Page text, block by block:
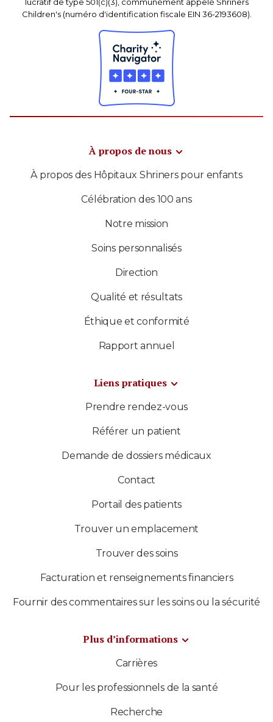
Children's (numéro d'identification fiscale EIN 36-2193608).
À propos de nous
À propos des Hôpitaux Shriners pour enfants
Célébration des 100 ans
Notre mission
Soins personnalisés
Direction
Qualité et résultats
Éthique et conformité
Rapport annuel
Liens pratiques
Prendre rendez-vous
Référer un patient
Demande de dossiers médicaux
Contact
Portail des patients
Trouver un emplacement
Trouver des soins
Facturation et renseignements financiers
Fournir des commentaires sur les soins ou la sécurité
Plus d’informations
Carrières
Pour les professionnels de la santé
Recherche